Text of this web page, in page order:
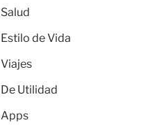
Salud
Estilo de Vida
Viajes
De Utilidad
Apps